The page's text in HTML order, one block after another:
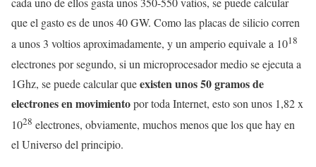
que el gasto es de unos 40 GW. Como las placas de silicio corren
a unos 3 voltios aproximadamente, y un amperio equivale a 1018
electrones por segundo, si un microprocesador medio se ejecuta a
1Ghz, se puede calcular queexisten unos 50 gramos de
electrones en movimientopor toda Internet, esto son unos 1,82 x
1028 electrones, obviamente, muchos menos que los que hay en
el Universo del principio.